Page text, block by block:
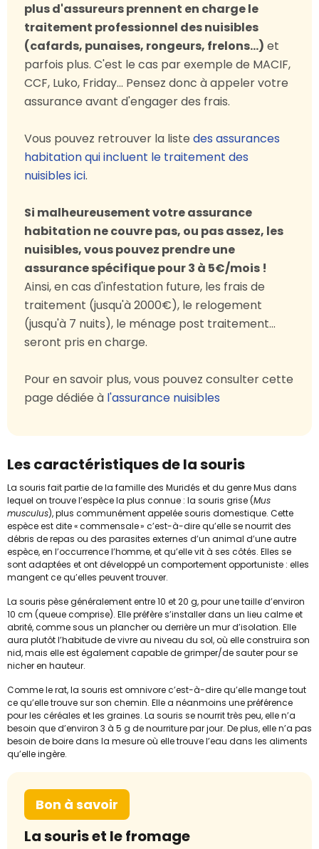
plus d'assureurs prennent en charge le
traitement professionnel des nuisibles
(cafards, punaises, rongeurs, frelons...) et
parfois plus. C'est le cas par exemple de MACIF,
CCF, Luko, Friday... Pensez donc à appeler votre
assurance avant d'engager des frais.
Vous pouvez retrouver la liste des assurances
habitation qui incluent le traitement des
nuisibles ici.
Si malheureusement votre assurance
habitation ne couvre pas, ou pas assez, les
nuisibles, vous pouvez prendre une
assurance spécifique pour 3 à 5€/mois !
Ainsi, en cas d'infestation future, les frais de
traitement (jusqu'à 2000€), le relogement
(jusqu'à 7 nuits), le ménage post traitement...
seront pris en charge.
Pour en savoir plus, vous pouvez consulter cette
page dédiée à l'assurance nuisibles
Les caractéristiques de la souris
La souris fait partie de la famille des Muridés et du genre Mus dans
lequel on trouve l’espèce la plus connue : la souris grise (Mus
musculus), plus communément appelée souris domestique. Cette
espèce est dite « commensale » c’est-à-dire qu’elle se nourrit des
débris de repas ou des parasites externes d’un animal d’une autre
espèce, en l’occurrence l’homme, et qu’elle vit à ses côtés. Elles se
sont adaptées et ont développé un comportement opportuniste : elles
mangent ce qu’elles peuvent trouver.
La souris pèse généralement entre 10 et 20 g, pour une taille d’environ
10 cm (queue comprise). Elle préfère s’installer dans un lieu calme et
abrité, comme sous un plancher ou derrière un mur d’isolation. Elle
aura plutôt l’habitude de vivre au niveau du sol, où elle construira son
nid, mais elle est également capable de grimper/de sauter pour se
nicher en hauteur.
Comme le rat, la souris est omnivore c’est-à-dire qu’elle mange tout
ce qu’elle trouve sur son chemin. Elle a néanmoins une préférence
pour les céréales et les graines. La souris se nourrit très peu, elle n’a
besoin que d’environ 3 à 5 g de nourriture par jour. De plus, elle n’a pas
besoin de boire dans la mesure où elle trouve l’eau dans les aliments
qu’elle ingère.
Bon à savoir
La souris et le fromage